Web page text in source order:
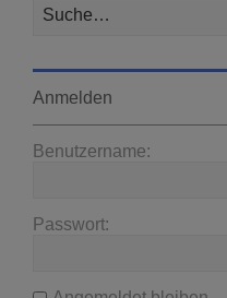
Anmelden
Benutzername:
Passwort: